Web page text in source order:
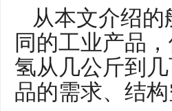
从本文介绍
同的工业产品
氢从几公斤到
品的需求、结